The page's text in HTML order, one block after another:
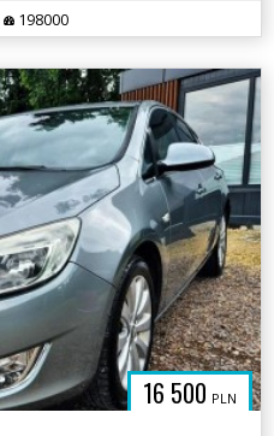
198000
16 500 PLN